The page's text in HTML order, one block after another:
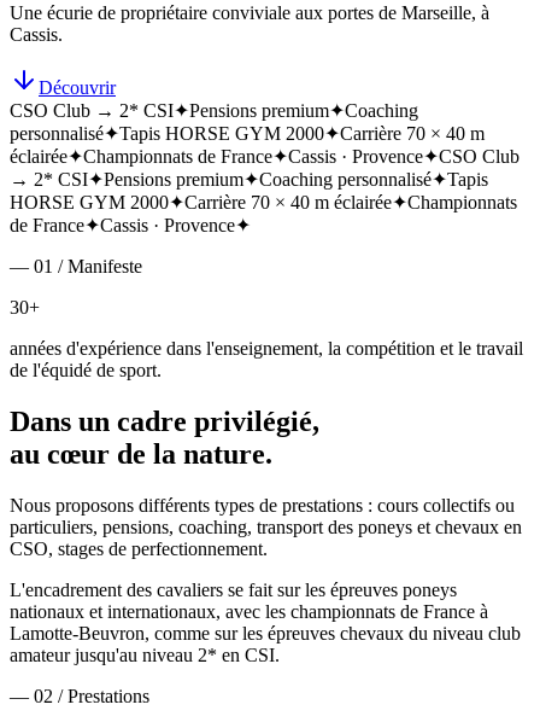
Une écurie de propriétaire conviviale aux portes de Marseille, à
Cassis.
Découvrir
CSO Club → 2* CSI✦Pensions premium✦Coaching
personnalisé✦Tapis HORSE GYM 2000✦Carrière 70 × 40 m
éclairée✦Championnats de France✦Cassis · Provence✦CSO Club
→ 2* CSI✦Pensions premium✦Coaching personnalisé✦Tapis
HORSE GYM 2000✦Carrière 70 × 40 m éclairée✦Championnats
de France✦Cassis · Provence✦
— 01 / Manifeste
30+
années d'expérience dans l'enseignement, la compétition et le travail
de l'équidé de sport.
Dans un cadre privilégié,
au cœur de la nature.
Nous proposons différents types de prestations : cours collectifs ou
particuliers, pensions, coaching, transport des poneys et chevaux en
CSO, stages de perfectionnement.
L'encadrement des cavaliers se fait sur les épreuves poneys
nationaux et internationaux, avec les championnats de France à
Lamotte-Beuvron, comme sur les épreuves chevaux du niveau club
amateur jusqu'au niveau 2* en CSI.
— 02 / Prestations